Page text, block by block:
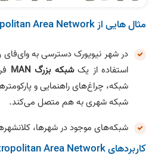
مثال هایی از Metropolitan Area Network
در شهر نیویورک دسترسی به وای‌فای
استفاده از یک شبکه بزرگ MAN
شبکه، چراغ‌های راهنمایی و
شبکه شهری به هم متصل می‌کند.
شبکه‌های موجود در شهرها،
کاربردهای Metropolitan Area Network